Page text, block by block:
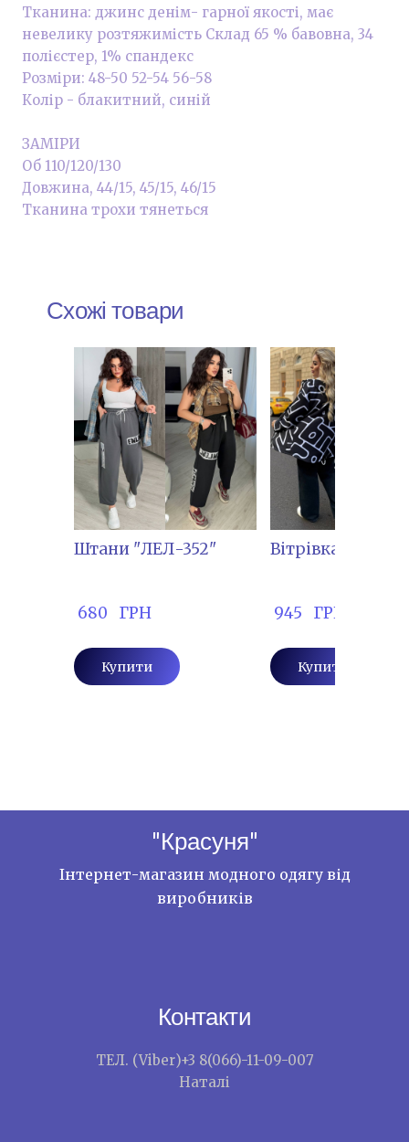
Тканина: джинс денім- гарної якості, має
невелику розтяжимість Склад 65 % бавовна, 34
полієстер, 1% спандекс
Розміри: 48-50 52-54 56-58
Колір - блакитний, синій
ЗАМІРИ
Об 110/120/130
Довжина, 44/15, 45/15, 46/15
Тканина трохи тянеться
Схожі товари
Штани "ЛЕЛ-352"
680   ГРН
Купити
Вітрівка
945   ГРН
Купити
"Красуня"
Інтернет-магазин модного одягу від
виробників
Контакти
ТЕЛ. (Viber)+3 8(066)-11-09-007
Наталі